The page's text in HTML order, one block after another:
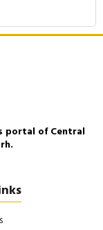
portal of Central